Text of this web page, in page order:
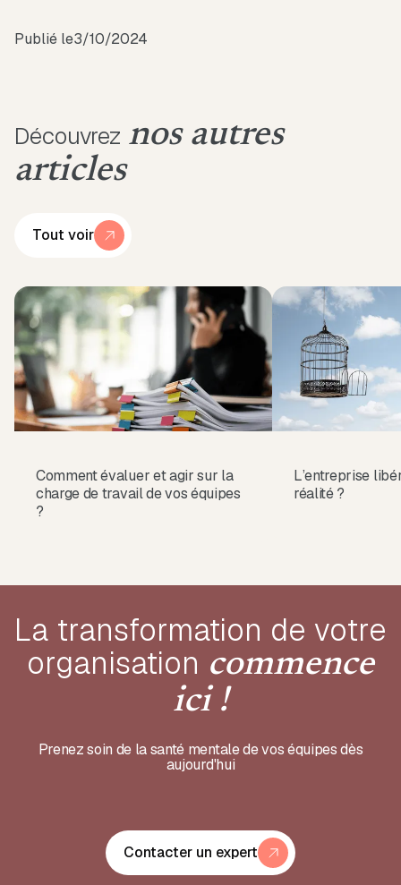
Publié le3/10/2024
Découvrez nos autres
articles
Tout voir
Comment évaluer et agir sur la
charge de travail de vos équipes
?
L’entreprise
réalité ?
La transformation de votre
organisation commence
ici !
Prenez soin de la santé mentale de vos équipes dès
aujourd'hui
Contacter un expert